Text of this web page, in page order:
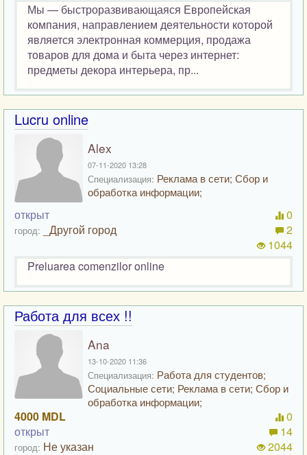
Мы — быстроразвивающаяся Европейская
компания, направлением деятельности которой
является электронная коммерция, продажа
товаров для дома и быта через интернет:
предметы декора интерьера, пр...
Lucru online
Alex
07-11-2020 13:28
Специализация: Реклама в сети; Сбор и
обработка информации;
открыт
город: _Другой город
0
2
1044
Preluarea comenzilor online
Работа для всех !!
Ana
13-10-2020 11:36
Специализация: Работа для студентов;
Социальные сети; Реклама в сети; Сбор и
обработка информации;
4000 MDL
открыт
город: Не указан
0
14
2044